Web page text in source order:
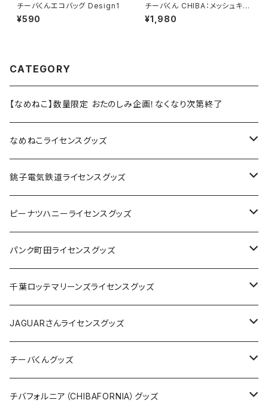
チーバくんエコバッグ Design1
¥590
チーバくん CHIBA：メッシュキャ
ップ（ブラック）
¥1,980
CATEGORY
【なめねこ】数量限定 おたのしみ企画！なくなり次第終了
なめねこライセンスグッズ
Tシャツ
キャップ
ステッカー
缶バッジ
ホテルキーホルダー
銚子電気鉄道ライセンスグッズ
ステッカー
缶バッジ
アクリルキーホルダー
ホテルキーホルダー
クリアファイル
Tシャツ
ピーナツハニーライセンスグッズ
Tシャツ
キャップ
バッグ
ステッカー
缶バッジ
パンク町田ライセンスグッズ
Tシャツ
キャップ
バッグ
ステッカー
千葉ロッテマリーンズライセンスグッズ
ステッカー
ステッカー
ステッカー大
缶バッジ
缶バッジ32mm
エコバッグ
JAGUARさんライセンスグッズ
Tシャツ
ステッカー
チーバくんグッズ
Tシャツ
チバフォルニア（CHIBAFORNIA）グッズ